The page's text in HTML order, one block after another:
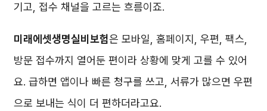
기고, 접수 채널을 고르는 흐름이죠.
미래에셋생명실비보험은 모바일, 홈페이지, 우편, 팩스,
방문 접수까지 열어둔 편이라 상황에 맞게 고를 수 있어
요. 급하면 앱이나 빠른 청구를 쓰고, 서류가 많으면 우편
으로 보내는 식이 더 편하더라고요.